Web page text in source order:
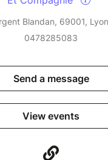
Blandan, 69001,
0478285083
Send a message
View events